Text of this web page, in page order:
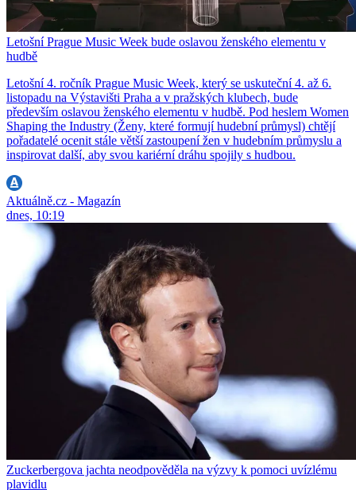
Letošní Prague Music Week bude oslavou ženského elementu v
hudbě
Letošní 4. ročník Prague Music Week, který se uskuteční 4. až 6.
listopadu na Výstavišti Praha a v pražských klubech, bude
především oslavou ženského elementu v hudbě. Pod heslem Women
Shaping the Industry (Ženy, které formují hudební průmysl) chtějí
pořadatelé ocenit stále větší zastoupení žen v hudebním průmyslu a
inspirovat další, aby svou kariérní dráhu spojily s hudbou.
Aktuálně.cz - Magazín
dnes, 10:19
Zuckerbergova jachta neodpověděla na výzvy k pomoci uvízlému
plavidlu